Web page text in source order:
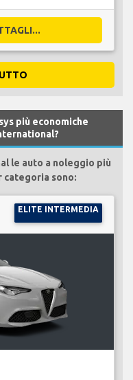
più economiche
le auto a noleggio più
categoria sono:
ELITE INTERMEDIA